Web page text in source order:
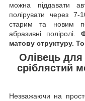
можна піддавати
полірувати через
старим та новим
абразивні поліролі.
матову структуру.
Олівець для
сріблястий
Незважаючи на